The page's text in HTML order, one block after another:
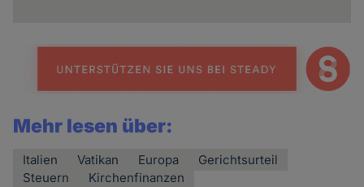
Mehr lesen über:
Italien Vatikan Europa
Gerichtsurteil
Steuern
Kirchenfinanzen